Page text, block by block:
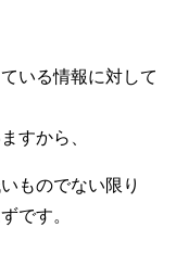
いる情報に対して
すから、
ものでない限り
です。